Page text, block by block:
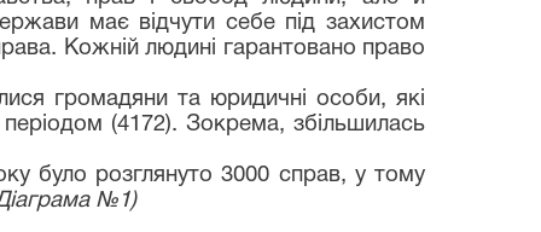
має відчути себе під захистом
Кожній людині гарантовано право
громадяни та юридичні особи, які
(4172). Зокрема, збільшилась
було розглянуто 3000 справ, у тому
№1)